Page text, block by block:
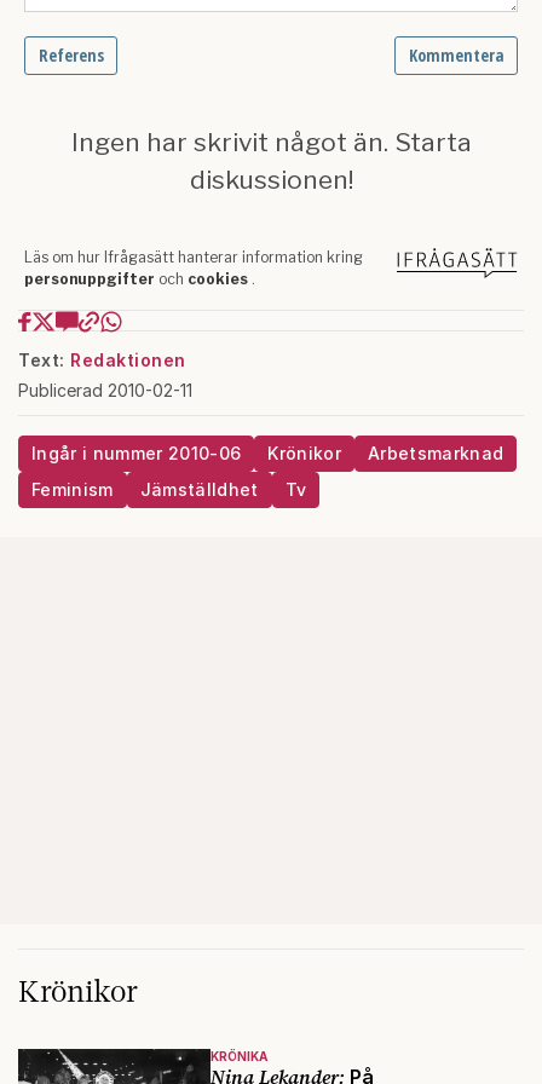
Text: Redaktionen
Publicerad 2010-02-11
Ingår i nummer 2010-06 Krönikor
Arbetsmarknad
Feminism
Jämställdhet Tv
Krönikor
KRÖNIKA
Nina Lekander: På